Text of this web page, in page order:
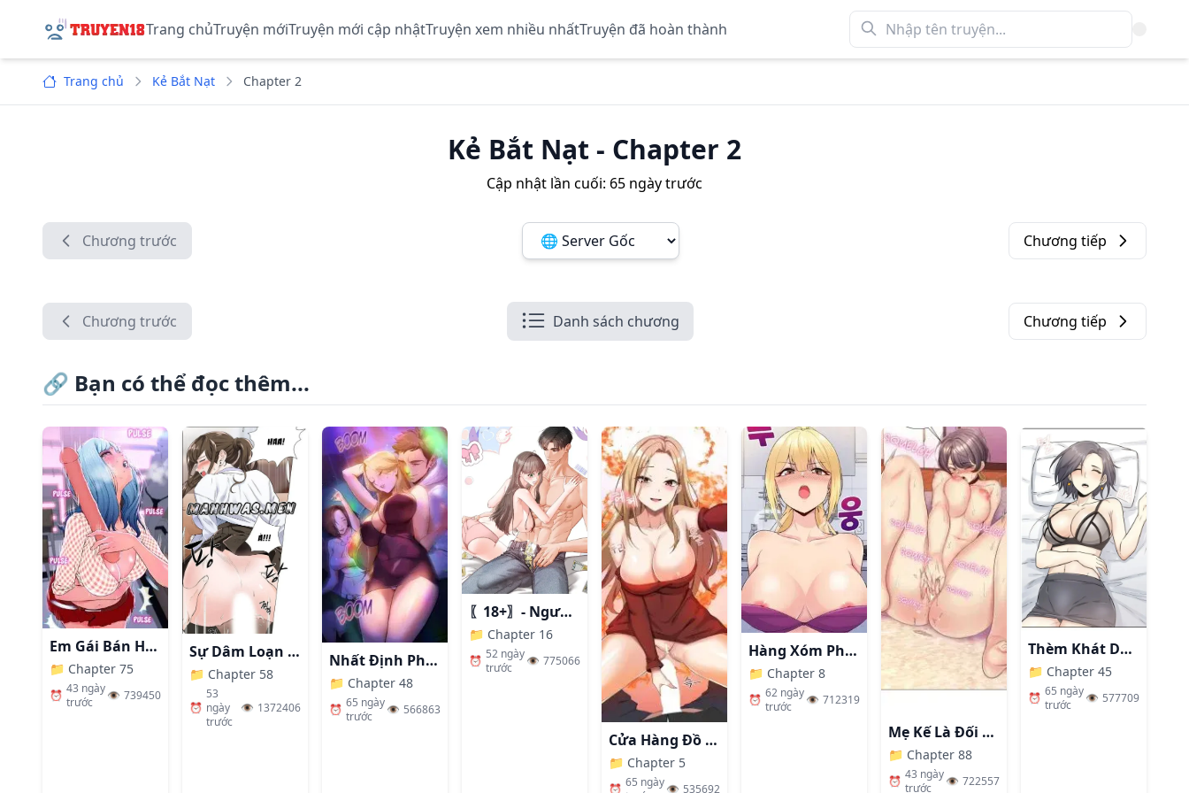
Trang chủTruyện mớiTruyện mới cập nhậtTruyện xem nhiều nhấtTruyện đã hoàn thành
Trang chủ Kẻ Bắt Nạt Chapter 2
Kẻ Bắt Nạt - Chapter 2
Cập nhật lần cuối: 65 ngày trước
Chương trước Đổi server ảnh: Chương tiếp
Chương trước Danh sách chương Chương tiếp
🔗 Bạn có thể đọc thêm...
Em Gái Bán Hàng Sextoy
📁 Chapter 75
⏰ 43 ngày
trước
👁️ 739450
Sự Dâm Loạn Ở Bệnh Viện
📁 Chapter 58
⏰
53
ngày
trước
👁️ 1372406
Nhất Định Phải Là Chị Ấy
📁 Chapter 48
⏰ 65 ngày
trước
👁️ 566863
〖18+〗- Người Bạn Thanh Mai Trúc Mã Tính Theo Giá Thị Trường
📁 Chapter 16
⏰ 52 ngày
trước
👁️ 775066
Cửa Hàng Đồ Chơi Người Lớn Ở Thế Giới Lạ
📁 Chapter 5
⏰ 65 ngày👁️ 535692
Hàng Xóm Phiền Phức
📁 Chapter 8
⏰ 62 ngày
trước
👁️ 712319
Mẹ Kế Là Đối Tượng Làm Tình Của Tôi
📁 Chapter 88
⏰ 43 ngày
trước
👁️ 722557
Thèm Khát Dục Vọng
📁 Chapter 45
⏰ 65 ngày
trước
👁️ 577709